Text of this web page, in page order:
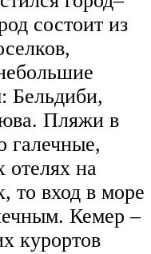
состоит из
Бельдиби,
Пляжи в
галечные,
отелях на
то вход в море
Кемер –
курортов